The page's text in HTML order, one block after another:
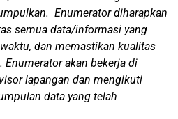
Enumerator diharapkan
semua data/informasi yang
dan memastikan kualitas
akan bekerja di
lapangan dan mengikuti
data yang telah